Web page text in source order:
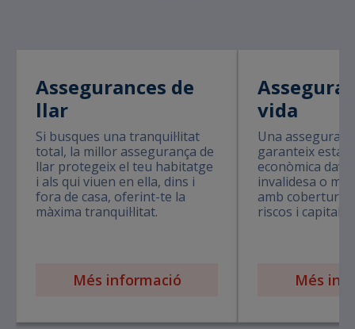
Assegurances de
llar
Si busques una tranquil·litat
total, la millor assegurança de
llar protegeix el teu habitatge
i als qui viuen en ella, dins i
fora de casa, oferint-te la
màxima tranquil·litat.
Més informació
vida
Una
garanteix
econòmica
invalidesa o
amb
riscos i capital
Més